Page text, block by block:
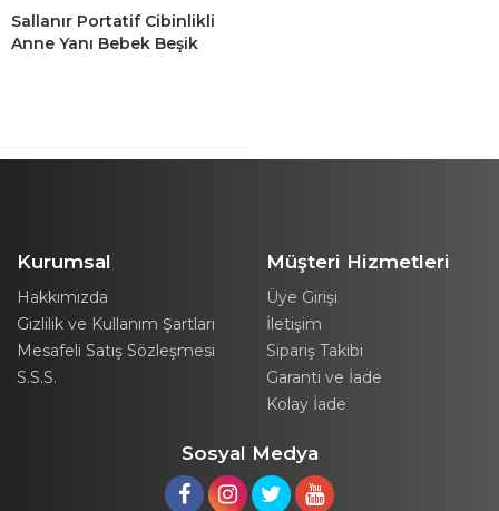
Sallanır Portatif Cibinlikli
Anne Yanı Bebek Beşik
Kurumsal
Hakkımızda
Gizlilik ve Kullanım Şartları
Mesafeli Satış Sözleşmesi
S.S.S.
Müşteri Hizmetleri
Üye Girişi
İletişim
Sipariş Takibi
Garanti ve İade
Kolay İade
Sosyal Medya